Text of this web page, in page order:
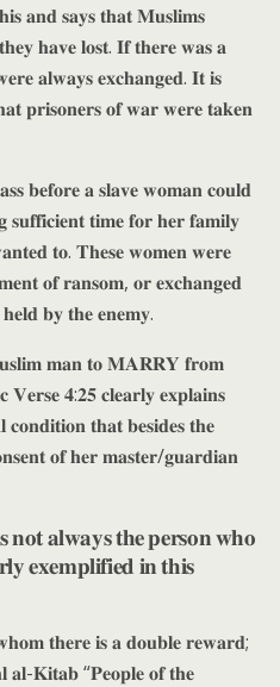
𝐚𝐧𝐝 𝐬𝐚𝐲𝐬 𝐭𝐡𝐚𝐭 𝐌𝐮𝐬𝐥𝐢𝐦𝐬
𝐡𝐚𝐯𝐞 𝐥𝐨𝐬𝐭. 𝐈𝐟 𝐭𝐡𝐞𝐫𝐞 𝐰𝐚𝐬 𝐚
𝐚𝐥𝐰𝐚𝐲𝐬 𝐞𝐱𝐜𝐡𝐚𝐧𝐠𝐞𝐝. 𝐈𝐭 𝐢𝐬
𝐩𝐫𝐢𝐬𝐨𝐧𝐞𝐫𝐬 𝐨𝐟 𝐰𝐚𝐫 𝐰𝐞𝐫𝐞 𝐭𝐚𝐤𝐞𝐧
𝐛𝐞𝐟𝐨𝐫𝐞 𝐚 𝐬𝐥𝐚𝐯𝐞 𝐰𝐨𝐦𝐚𝐧 𝐜𝐨𝐮𝐥𝐝
𝐭𝐢𝐦𝐞 𝐟𝐨𝐫 𝐡𝐞𝐫 𝐟𝐚𝐦𝐢𝐥𝐲
𝐭𝐨. 𝐓𝐡𝐞𝐬𝐞 𝐰𝐨𝐦𝐞𝐧 𝐰𝐞𝐫𝐞
𝐨𝐟 𝐫𝐚𝐧𝐬𝐨𝐦, 𝐨𝐫 𝐞𝐱𝐜𝐡𝐚𝐧𝐠𝐞𝐝
𝐛𝐲 𝐭𝐡𝐞 𝐞𝐧𝐞𝐦𝐲.
𝐦𝐚𝐧 𝐭𝐨 𝐌𝐀𝐑𝐑𝐘 𝐟𝐫𝐨𝐦
𝟒:𝟐𝟓 𝐜𝐥𝐞𝐚𝐫𝐥𝐲 𝐞𝐱𝐩𝐥𝐚𝐢𝐧𝐬
𝐭𝐡𝐚𝐭 𝐛𝐞𝐬𝐢𝐝𝐞𝐬 𝐭𝐡𝐞
𝐨𝐟 𝐡𝐞𝐫 𝐦𝐚𝐬𝐭𝐞𝐫/𝐠𝐮𝐚𝐫𝐝𝐢𝐚𝐧
𝐚𝐥𝐰𝐚𝐲𝐬 𝐭𝐡𝐞 𝐩𝐞𝐫𝐬𝐨𝐧 𝐰𝐡𝐨
𝐞𝐱𝐞𝐦𝐩𝐥𝐢𝐟𝐢𝐞𝐝 𝐢𝐧 𝐭𝐡𝐢𝐬
𝐭𝐡𝐞𝐫𝐞 𝐢𝐬 𝐚 𝐝𝐨𝐮𝐛𝐥𝐞 𝐫𝐞𝐰𝐚𝐫𝐝;
𝐊𝐢𝐭𝐚𝐛 “𝐏𝐞𝐨𝐩𝐥𝐞 𝐨𝐟 𝐭𝐡𝐞